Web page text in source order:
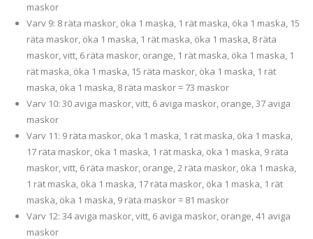
maskor
Varv 9: 8 räta maskor, öka 1 maska, 1 rät maska, öka 1 maska, 15
räta maskor, öka 1 maska, 1 rät maska, öka 1 maska, 8 räta
maskor, vitt, 6 räta maskor, orange, 1 rät maska, öka 1 maska, 1
rät maska, öka 1 maska, 15 räta maskor, öka 1 maska, 1 rät
maska, öka 1 maska, 8 räta maskor = 73 maskor
Varv 10: 30 aviga maskor, vitt, 6 aviga maskor, orange, 37 aviga
maskor
Varv 11: 9 räta maskor, öka 1 maska, 1 rät maska, öka 1 maska,
17 räta maskor, öka 1 maska, 1 rät maska, öka 1 maska, 9 räta
maskor, vitt, 6 räta maskor, orange, 2 räta maskor, öka 1 maska,
1 rät maska, öka 1 maska, 17 räta maskor, öka 1 maska, 1 rät
maska, öka 1 maska, 9 räta maskor = 81 maskor
Varv 12: 34 aviga maskor, vitt, 6 aviga maskor, orange, 41 aviga
maskor